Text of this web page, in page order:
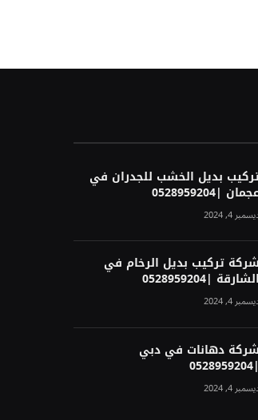
بديل الخشب للجدران في
|0528959204
4, 2024
شركة تركيب بديل الرخام في
الشارقة |0528959204
4, 2024
شركة دهانات في دبي
|0528959204
4, 2024